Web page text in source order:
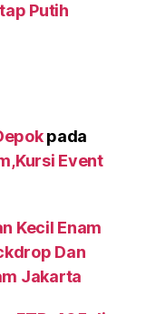
Putih
pada
Event
Kecil Enam
Dan
Jakarta